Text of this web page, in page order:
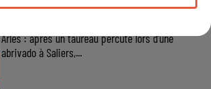
Arles : après un taureau percuté lors d'une
abrivado à Saliers,...